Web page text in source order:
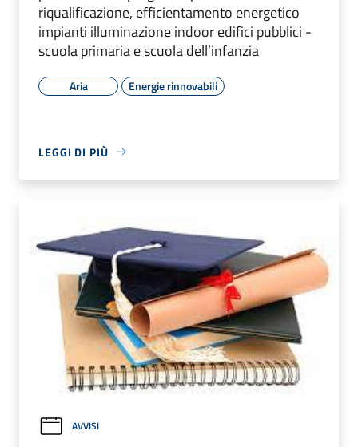
riqualificazione, efficientamento energetico
impianti illuminazione indoor edifici pubblici -
scuola primaria e scuola dell’infanzia
Aria Energie rinnovabili
LEGGI DI PIÙ
AVVISI